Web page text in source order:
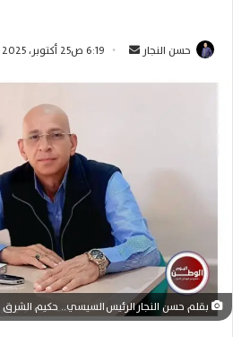
حسن النجار
ي
د
ا
إ
ل
ك
ت
6:19 ص25 أكتوبر، 2025
بقلم حسن النجار الرئيس السيسي.. حكيم